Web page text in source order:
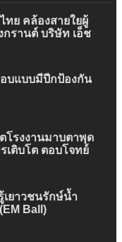
ย คล้องสายใยผู้
กรานต์ บริษัท เอ็ช
บแบบมีปีกป้องกัน
โรงงานมาบตาพุด
เติบโต ตอบโจทย์
เยาวชนรักษ์น้ำ
Ball)